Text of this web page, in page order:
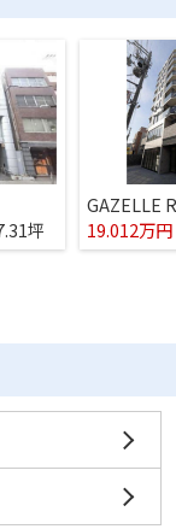
坪
GAZELLE
19.012万円